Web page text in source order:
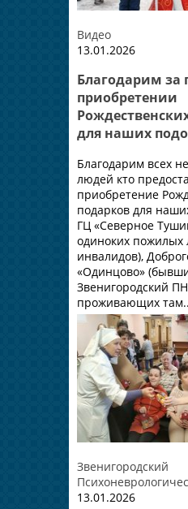
Видео
13.01.2026
Благодарим
приобретении
для наших
Благодарим всех
людей кто
приобретение
подарков для
ГЦ «Северное
одиноких пожилых
инвалидов),
«Одинцово»
Звенигородский
проживающих
Звенигородский
13.01.2026